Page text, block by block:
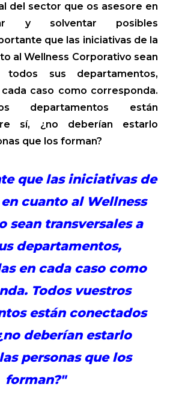
del sector que os asesore en
y solventar posibles
que las iniciativas de la
al Wellness Corporativo sean
todos sus departamentos,
caso como corresponda.
departamentos están
sí, ¿no deberían estarlo
que los forman?
que las iniciativas de
cuanto al Wellness
sean transversales a
departamentos,
en cada caso como
Todos vuestros
están conectados
deberían estarlo
personas que los
forman?"